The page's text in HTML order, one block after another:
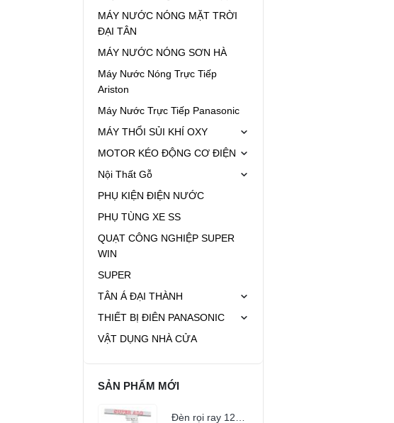
MÁY NƯỚC NÓNG MẶT TRỜI
ĐẠI TÂN
MÁY NƯỚC NÓNG SƠN HÀ
Máy Nước Nóng Trực Tiếp
Ariston
Máy Nước Trực Tiếp Panasonic
MÁY THỔI SỦI KHÍ OXY
MOTOR KÉO ĐỘNG CƠ ĐIỆN
Nội Thất Gỗ
PHỤ KIỆN ĐIỆN NƯỚC
PHỤ TÙNG XE SS
QUẠT CÔNG NGHIỆP SUPER
WIN
SUPER
TÂN Á ĐẠI THÀNH
THIẾT BỊ ĐIÊN PANASONIC
VẬT DỤNG NHÀ CỬA
SẢN PHẨM MỚI